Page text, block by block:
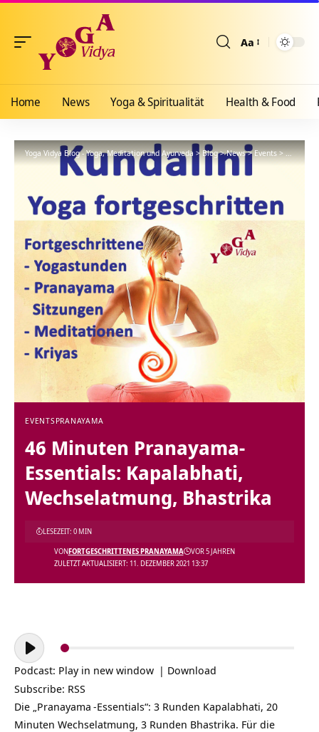
Aa
Home News Yoga & Spiritualität Health & Food
Yoga Vidya Blog - Yoga, Meditation und Ayurveda >Blog>News>Events>46
EVENTSPRANAYAMA
46 Minuten Pranayama-
Essentials: Kapalabhati,
Wechselatmung, Bhastrika
ZULETZT AKTUALISIERT: 11. DEZEMBER 2021 13:37
VONFORTGESCHRITTENES PRANAYAMA VOR 5 JAHREN
LESEZEIT: 0 MIN
Audio-
Player
Podcast: Play in new window | Download
Subscribe: RSS
Die „Pranayama -Essentials“: 3 Runden Kapalabhati, 20
Minuten Wechselatmung, 3 Runden Bhastrika. Für die